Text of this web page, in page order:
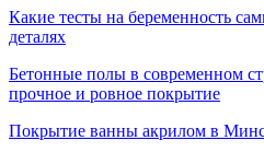
Какие тесты на беременность
деталях
Бетонные полы в современном
прочное и ровное покрытие
Покрытие ванны акрилом в